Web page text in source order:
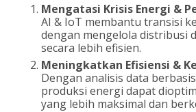
Mengatasi Krisis Energi &
AI & IoT membantu transisi
dengan mengelola distribusi
secara lebih efisien.
Meningkatkan Efisiensi &
Dengan analisis data
produksi energi dapat
yang lebih maksimal dan